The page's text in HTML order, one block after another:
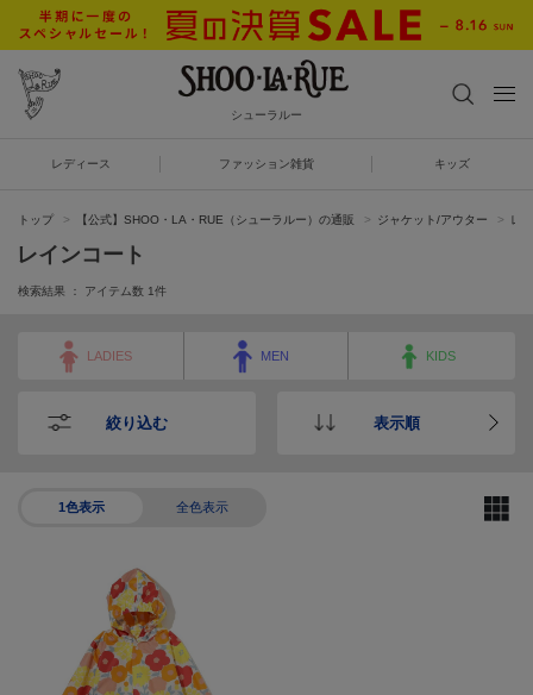
シューラルー
レディース ファッション雑貨 キッズ
トップ 【公式】SHOO・LA・RUE（シューラルー）の通販 ジャケット/アウター レ
レインコート
検索結果 ： アイテム数 1件
LADIES MEN KIDS
絞り込む 表示順
1色表示 全色表示